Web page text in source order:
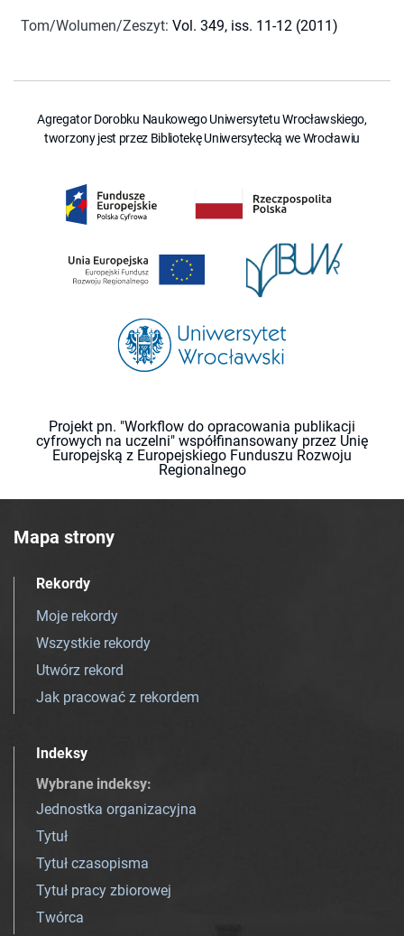
Tom/Wolumen/Zeszyt: Vol. 349, iss. 11-12 (2011)
Agregator Dorobku Naukowego Uniwersytetu Wrocławskiego,
tworzony jest przez Bibliotekę Uniwersytecką we Wrocławiu
Projekt pn. "Workflow do opracowania publikacji
cyfrowych na uczelni" współfinansowany przez Unię
Europejską z Europejskiego Funduszu Rozwoju
Regionalnego
Mapa strony
Rekordy
Moje rekordy
Wszystkie rekordy
Utwórz rekord
Jak pracować z rekordem
Indeksy
Wybrane indeksy:
Jednostka organizacyjna
Tytuł
Tytuł czasopisma
Tytuł pracy zbiorowej
Twórca